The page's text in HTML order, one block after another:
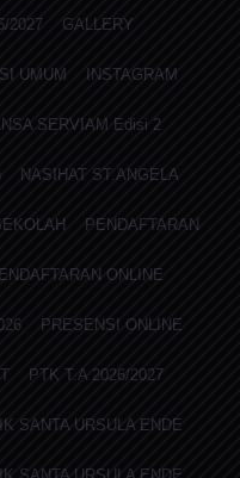
2027 GALLERY
UMUM INSTAGRAM
SERVIAM Edisi 2
NASIHAT ST.ANGELA
PENDAFTARAN
ONLINE
PRESENSI ONLINE
PTK T.A 2026/2027
SANTA URSULA ENDE